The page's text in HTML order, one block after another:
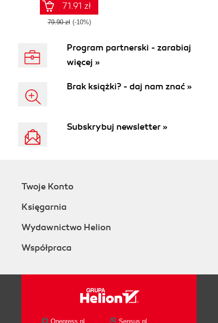
71.91 zł
79.90 zł (-10%)
Program partnerski - zarabiaj
więcej »
Brak książki? - daj nam znać »
Subskrybuj newsletter »
Twoje Konto
Księgarnia
Wydawnictwo Helion
Współpraca
Onepress.pl Sensus.pl